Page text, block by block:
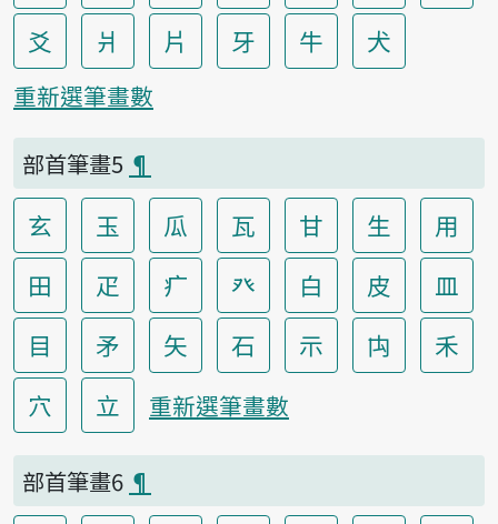
爻
爿 片 牙 牛 犬
重新選筆畫數
部首筆畫5 ¶
玄 玉 瓜 瓦 甘 生
用
田
疋 疒 癶 白 皮
皿
目
矛 矢 石 示 禸
禾
穴
立 重新選筆畫數
部首筆畫6 ¶